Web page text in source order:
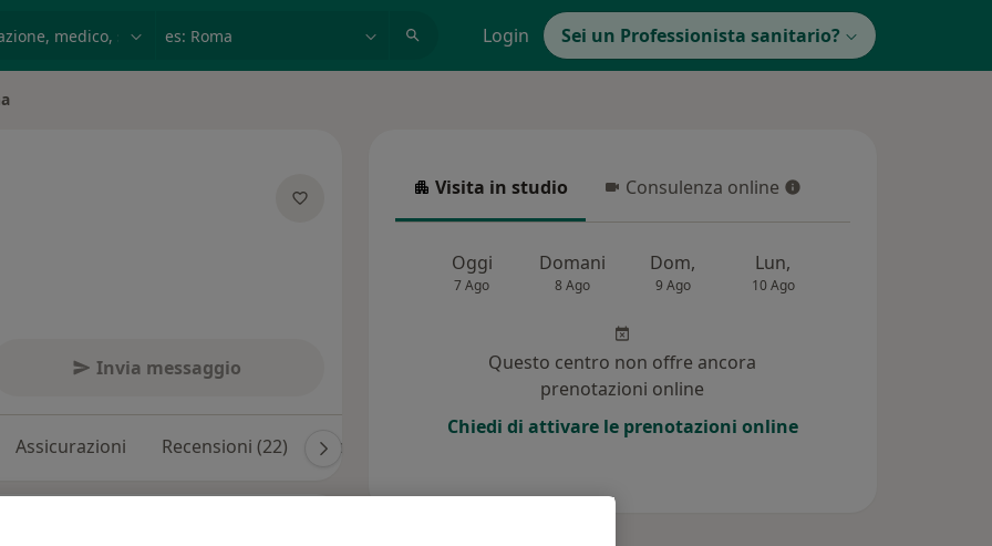
Login Sei un Professionista sanitario?
Invia messaggio
Assicurazioni Recensioni (22) Risposte ai pazienti (8)
Visita in studio
Visita in studio Consulenza online
Consulenza online
Oggi
7 Ago
Domani
8 Ago
Dom,
9 Ago
Lun,
10 Ago
Questo centro non offre ancora
prenotazioni online
Chiedi di attivare le prenotazioni online